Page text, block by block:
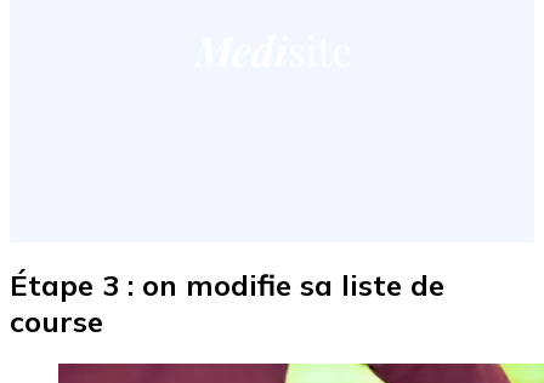
Étape 3 : on modifie sa liste de
course